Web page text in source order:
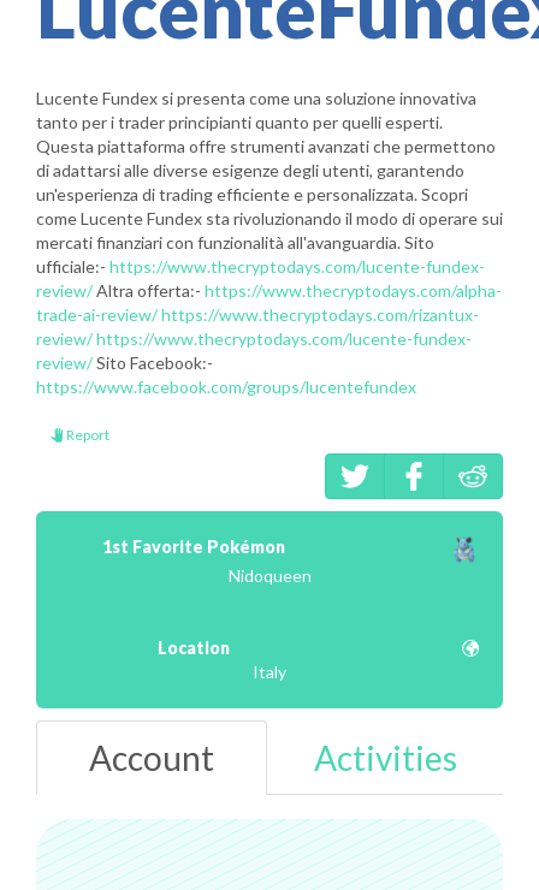
Lucente Fundex si presenta come una soluzione innovativa
tanto per i trader principianti quanto per quelli esperti.
Questa piattaforma offre strumenti avanzati che permettono
di adattarsi alle diverse esigenze degli utenti, garantendo
un'esperienza di trading efficiente e personalizzata. Scopri
come Lucente Fundex sta rivoluzionando il modo di operare sui
mercati finanziari con funzionalità all'avanguardia. Sito
ufficiale:- https://www.thecryptodays.com/lucente-fundex-
review/Altra offerta:- https://www.thecryptodays.com/alpha-
trade-ai-review/https://www.thecryptodays.com/rizantux-
review/https://www.thecryptodays.com/lucente-fundex-
review/Sito Facebook:-
https://www.facebook.com/groups/lucentefundex
Report
1st Favorite Pokémon
Nidoqueen
Location
Italy
Account Activities